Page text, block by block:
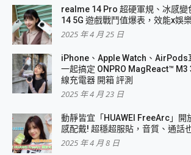
realme 14 Pro 超硬軍規、冰感
14 5G 遊戲戰鬥值爆表，效能x娛
2025 年 4 月 25 日
iPhone、Apple Watch、AirPods
一起搞定 ONPRO MagReact™ M3
線充電器 開箱 評測
2025 年 4 月 23 日
動靜皆宜「HUAWEI FreeArc」開
感配戴! 超穩超服貼，音質、通話
2025 年 4 月 8 日